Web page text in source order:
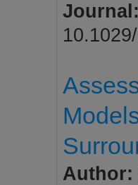
Journal:
Author: